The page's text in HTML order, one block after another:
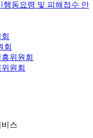
행동요령 및 피해접수 안
회
위원회
원회
스